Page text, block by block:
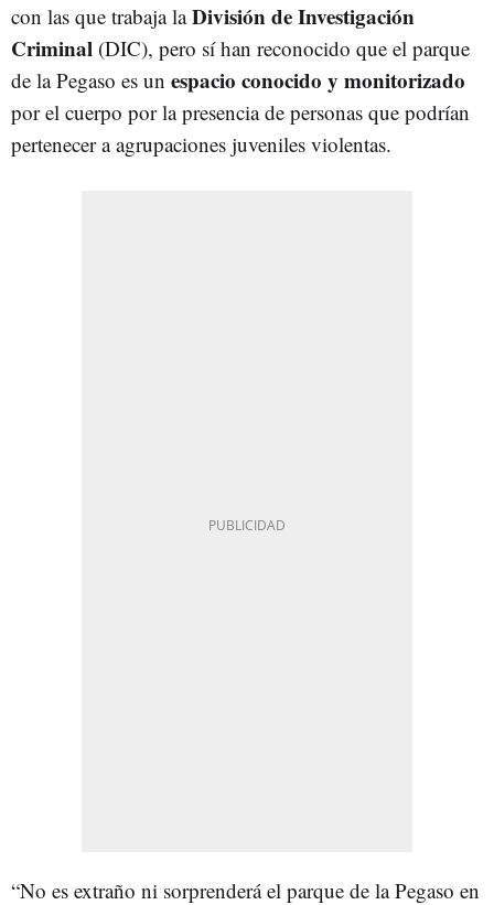
con las que trabaja laDivisión de Investigación
Criminal (DIC), pero sí han reconocido que el parque
de la Pegaso es un espacio conocido y monitorizado
por el cuerpo por la presencia de personas que podrían
pertenecer a agrupaciones juveniles violentas.
“No es extraño ni sorprenderá el parque de la Pegaso en